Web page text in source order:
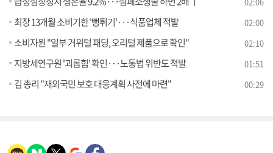
최장 13개월 소비기한 '뻥튀기'···식품업체 적발 02:00
소비자원 "일부 거위털 패딩, 오리털 제품으로 확인" 02:10
지방세연구원 '괴롭힘' 확인···노동법 위반도 적발 01:51
김 총리 "재외국민 보호 대응계획 사전에 마련" 00:29